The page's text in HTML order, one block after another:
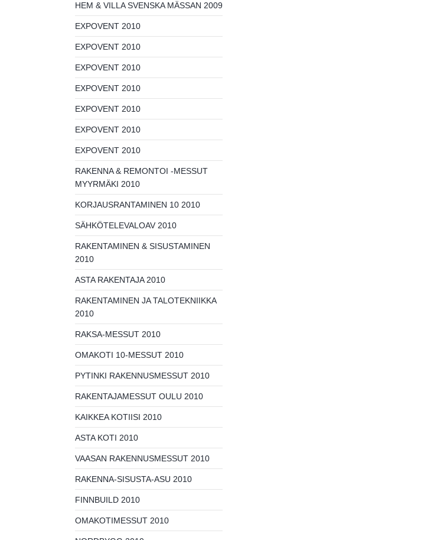
HEM & VILLA SVENSKA MÄSSAN 2009
EXPOVENT 2010
EXPOVENT 2010
EXPOVENT 2010
EXPOVENT 2010
EXPOVENT 2010
EXPOVENT 2010
EXPOVENT 2010
RAKENNA & REMONTOI -MESSUT
MYYRMÄKI 2010
KORJAUSRANTAMINEN 10 2010
SÄHKÖTELEVALOAV 2010
RAKENTAMINEN & SISUSTAMINEN
2010
ASTA RAKENTAJA 2010
RAKENTAMINEN JA TALOTEKNIIKKA
2010
RAKSA-MESSUT 2010
OMAKOTI 10-MESSUT 2010
PYTINKI RAKENNUSMESSUT 2010
RAKENTAJAMESSUT OULU 2010
KAIKKEA KOTIISI 2010
ASTA KOTI 2010
VAASAN RAKENNUSMESSUT 2010
RAKENNA-SISUSTA-ASU 2010
FINNBUILD 2010
OMAKOTIMESSUT 2010